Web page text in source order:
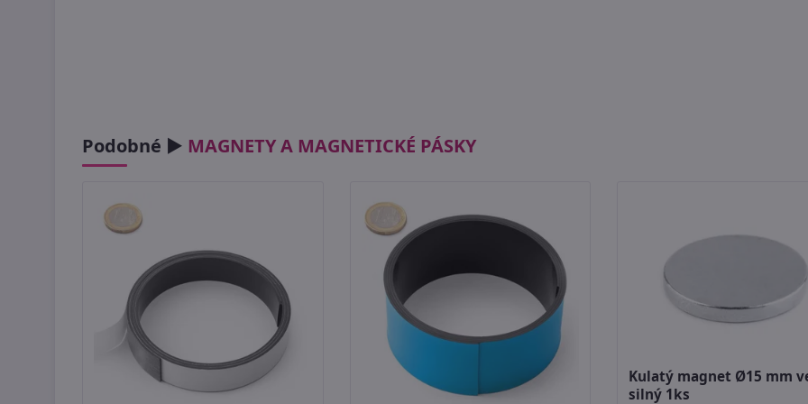
Podobné ► MAGNETY A MAGNETICKÉ PÁSKY
Kulatý magnet Ø15 mm
silný 1ks